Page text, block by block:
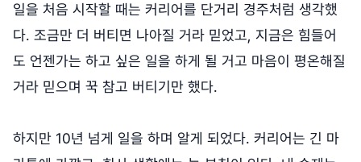
일을 처음 시작할 때는 커리어를 단거리 경주처럼 생각했
다. 조금만 더 버티면 나아질 거라 믿었고, 지금은 힘들어
도 언젠가는 하고 싶은 일을 하게 될 거고 마음이 평온해질
거라 믿으며 꾹 참고 버티기만 했다.
하지만 10년 넘게 일을 하며 알게 되었다. 커리어는 긴 마